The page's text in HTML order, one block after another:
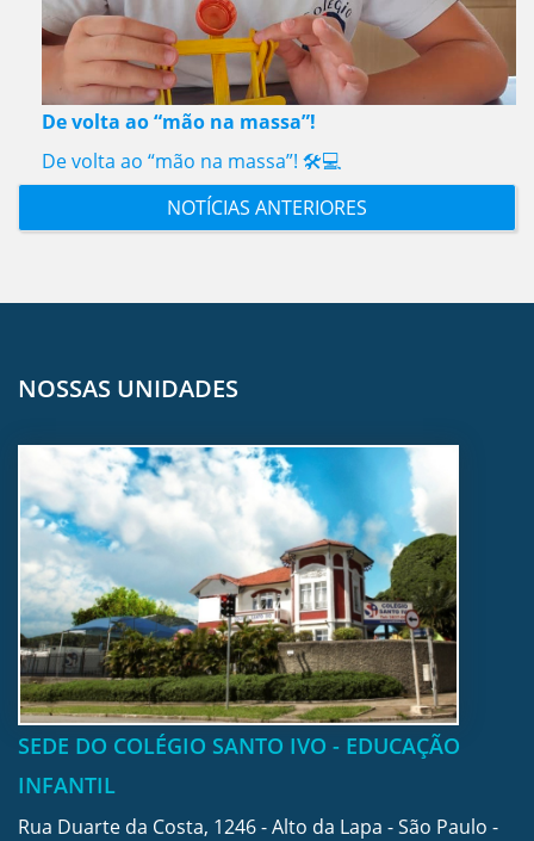
De volta ao “mão na massa”!
De volta ao “mão na massa”! 🛠️💻
NOTÍCIAS ANTERIORES
NOSSAS UNIDADES
SEDE DO COLÉGIO SANTO IVO - EDUCAÇÃO
INFANTIL
Rua Duarte da Costa, 1246 - Alto da Lapa - São Paulo -